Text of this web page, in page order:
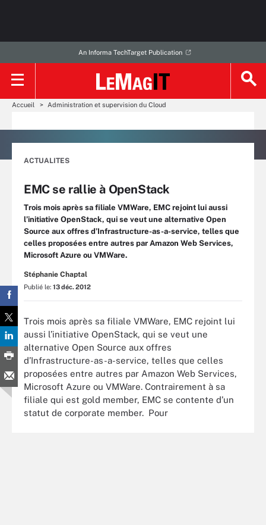
An Informa TechTarget Publication
Accueil Administration et supervision du Cloud
ACTUALITES
EMC se rallie à OpenStack
Trois mois après sa filiale VMWare, EMC rejoint lui aussi
l’initiative OpenStack, qui se veut une alternative Open
Source aux offres d’Infrastructure-as-a-service, telles que
celles proposées entre autres par Amazon Web Services,
Microsoft Azure ou VMWare.
Stéphanie Chaptal
Publié le: 13 déc. 2012
Trois mois après sa filiale VMWare, EMC rejoint lui
aussi l’initiative OpenStack, qui se veut une
alternative Open Source aux offres
d’Infrastructure-as-a-service, telles que celles
proposées entre autres par Amazon Web Services,
Microsoft Azure ou VMWare. Contrairement à sa
filiale qui est gold member, EMC se contente d’un
statut de corporate member. Pour